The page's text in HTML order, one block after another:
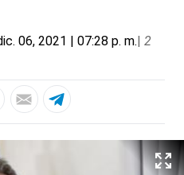
06, 2021 | 07:28 p. m.| 2